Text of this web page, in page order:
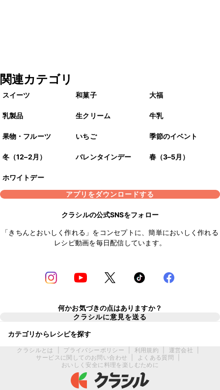
関連カテゴリ
スイーツ 和菓子 大福
乳製品 生クリーム 牛乳
果物・フルーツ いちご 季節のイベント
冬（12–2月） バレンタインデー 春（3–5月）
ホワイトデー
アプリをダウンロードする
クラシルの公式SNSをフォロー
「きちんとおいしく作れる」をコンセプトに、簡単においしく作れる
レシピ動画を毎日配信しています。
何かお気づきの点はありますか？
クラシルに意見を送る
カテゴリからレシピを探す
クラシルとは プライバシーポリシー 利用規約 運営会社
サービスに関してのお問い合わせ
よくある質問
おいしく安全に料理を楽しむために